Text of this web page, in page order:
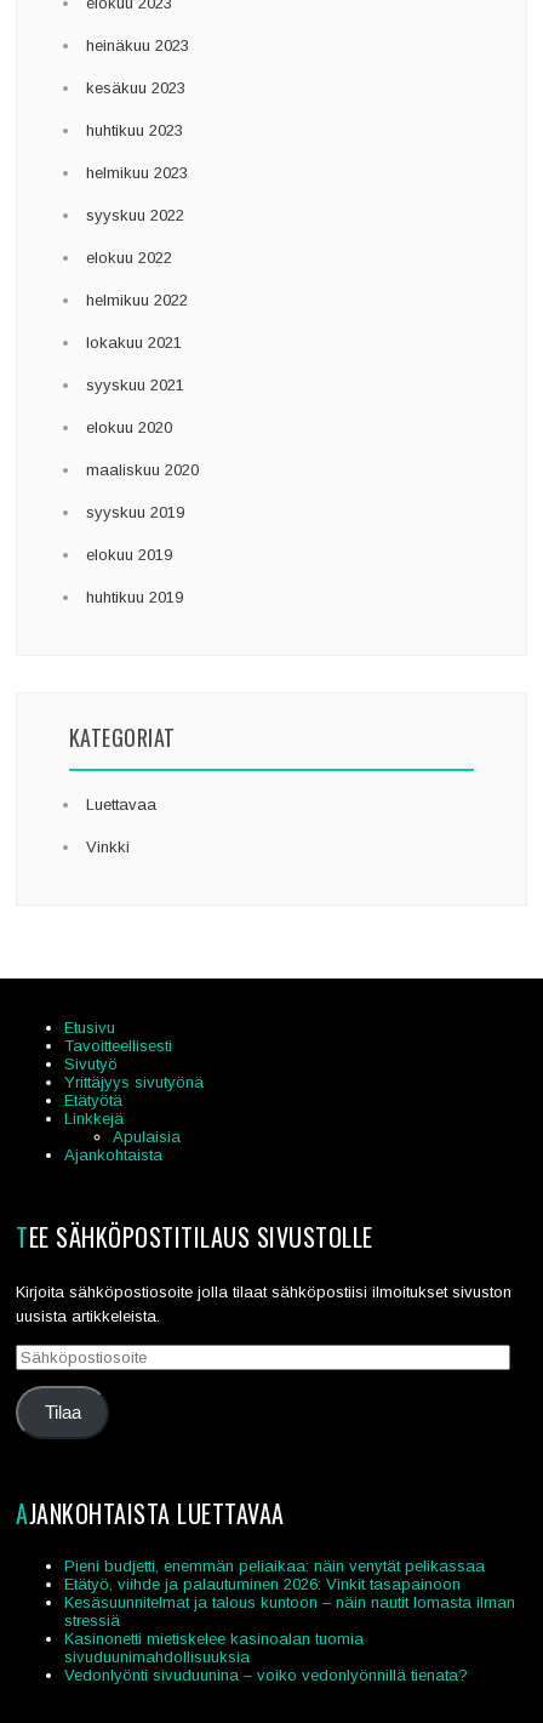
heinäkuu 2023
kesäkuu 2023
huhtikuu 2023
helmikuu 2023
syyskuu 2022
elokuu 2022
helmikuu 2022
lokakuu 2021
syyskuu 2021
elokuu 2020
maaliskuu 2020
syyskuu 2019
elokuu 2019
huhtikuu 2019
KATEGORIAT
Luettavaa
Vinkki
Etusivu
Tavoitteellisesti
Sivutyö
Yrittäjyys sivutyönä
Etätyötä
Linkkejä
Apulaisia
Ajankohtaista
TEE SÄHKÖPOSTITILAUS SIVUSTOLLE
Kirjoita sähköpostiosoite jolla tilaat sähköpostiisi ilmoitukset sivuston
uusista artikkeleista.
Sähköpostiosoite
Tilaa
AJANKOHTAISTA LUETTAVAA
Pieni budjetti, enemmän peliaikaa: näin venytät pelikassaa
Etätyö, viihde ja palautuminen 2026: Vinkit tasapainoon
Kesäsuunnitelmat ja talous kuntoon – näin nautit lomasta ilman
stressiä
Kasinonetti mietiskelee kasinoalan tuomia
sivuduunimahdollisuuksia
Vedonlyönti sivuduunina – voiko vedonlyönnillä tienata?